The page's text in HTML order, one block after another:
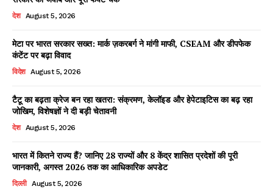
Facebook
X WhatsApp
Share
Read Latest News on AIN
देश August 5, 2026
मेटा पर भारत सरकार सख्त: मार्क ज़करबर्ग ने मांगी माफी, CSEAM और डीपफेक
कंटेंट पर बढ़ा विवाद
विदेश August 5, 2026
टैटू का बढ़ता क्रेज बन रहा खतरा: संक्रमण, केलॉइड और हेपेटाइटिस का बढ़ रहा
जोखिम, विशेषज्ञों ने दी बड़ी चेतावनी
देश August 5, 2026
भारत में कितने राज्य हैं? जानिए 28 राज्यों और 8 केंद्र शासित प्रदेशों की पूरी
जानकारी, अगस्त 2026 तक का आधिकारिक अपडेट
दिल्ली August 5, 2026